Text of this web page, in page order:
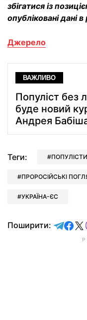
збігатися із
опубліковані дані
Джерело
ВАЖЛИВО
Популіст без
буде новий
Андрея
Теги: ПОПУЛІСТИ
ПРОРОСІЙСЬКІ
УКРАЇНА-ЄС
Поширити: